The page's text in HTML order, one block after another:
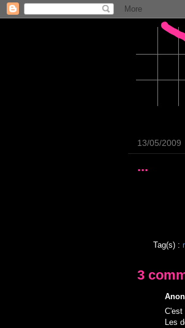
13/05/2009
...
Tag(s) :
3
C'est
Les